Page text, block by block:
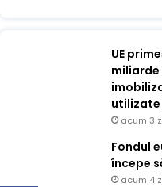
UE
miliarde
utilizate
acum 3
Fondul
începe
acum 4